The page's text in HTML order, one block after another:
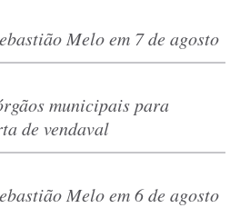
Melo em 7 de agosto
municipais para
de vendaval
Melo em 6 de agosto